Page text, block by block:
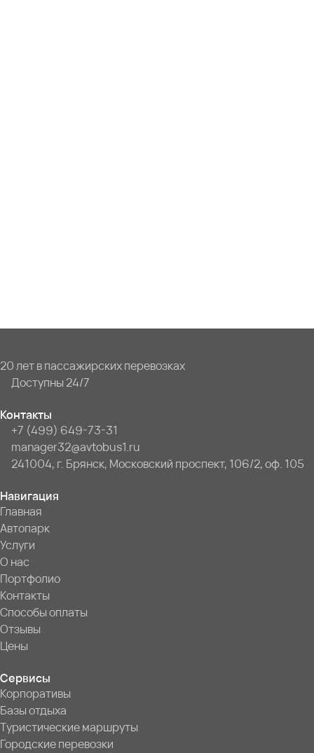
20 лет в пассажирских перевозках
Доступны 24/7
Контакты
+7 (499) 649-73-31
manager32@avtobus1.ru
241004, г. Брянск, Московский проспект, 106/2, оф. 105
Навигация
Главная
Автопарк
Услуги
О нас
Портфолио
Контакты
Способы оплаты
Отзывы
Цены
Сервисы
Корпоративы
Базы отдыха
Туристические маршруты
Городские перевозки